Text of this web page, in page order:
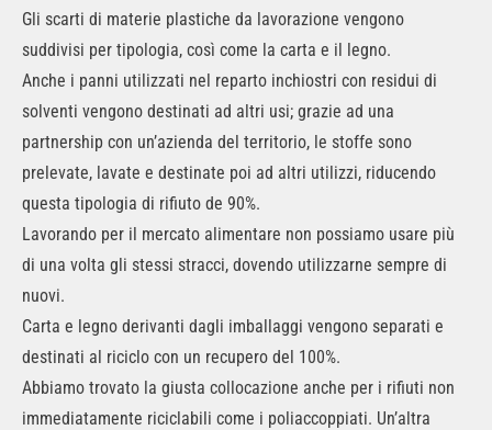
Gli scarti di materie plastiche da lavorazione vengono
suddivisi per tipologia, così come la carta e il legno.
Anche i panni utilizzati nel reparto inchiostri con residui di
solventi vengono destinati ad altri usi; grazie ad una
partnership con un’azienda del territorio, le stoffe sono
prelevate, lavate e destinate poi ad altri utilizzi, riducendo
questa tipologia di rifiuto de 90%.
Lavorando per il mercato alimentare non possiamo usare più
di una volta gli stessi stracci, dovendo utilizzarne sempre di
nuovi.
Carta e legno derivanti dagli imballaggi vengono separati e
destinati al riciclo con un recupero del 100%.
Abbiamo trovato la giusta collocazione anche per i rifiuti non
immediatamente riciclabili come i poliaccoppiati. Un’altra